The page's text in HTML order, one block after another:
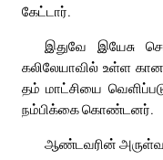
கேட்டார்.
இதுவே இயேசு
கலிலேயாவில் உள்ள
தம் மாட்சியை
நம்பிக்கை கொண்டனர்.
ஆண்டவரின்